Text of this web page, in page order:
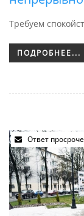
Требуем
ПОДРОБНЕЕ...
Ответ